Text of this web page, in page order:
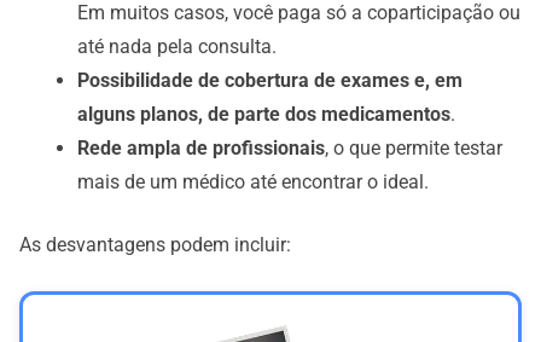
Em muitos casos, você paga só a coparticipação ou
até nada pela consulta.
Possibilidade de cobertura de exames e, em
alguns planos, de parte dos medicamentos.
Rede ampla de profissionais, o que permite testar
mais de um médico até encontrar o ideal.
As desvantagens podem incluir: